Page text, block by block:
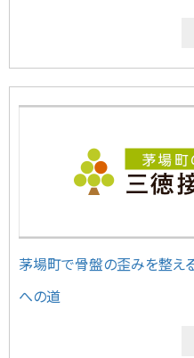
茅場町で骨盤の歪みを整え
への道